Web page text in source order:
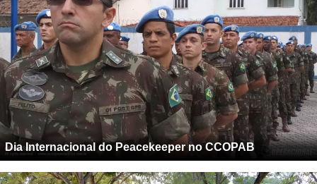
Dia Internacional do Peacekeeper no CCOPAB